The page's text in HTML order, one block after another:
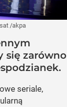
/akpa
się zarówno
seriale,